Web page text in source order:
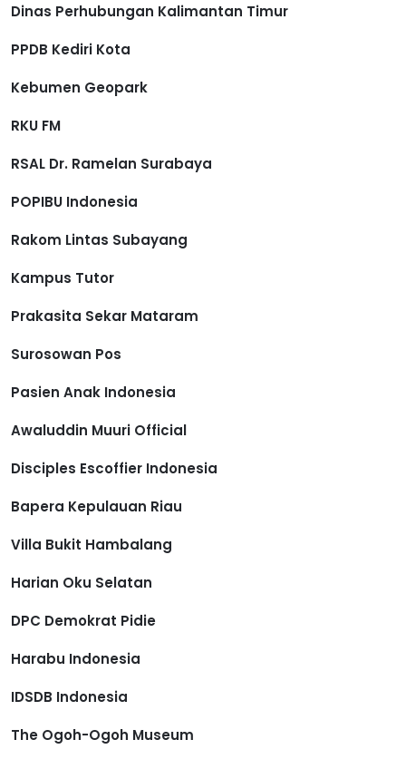
Dinas Perhubungan Kalimantan Timur
PPDB Kediri Kota
Kebumen Geopark
RKU FM
RSAL Dr. Ramelan Surabaya
POPIBU Indonesia
Rakom Lintas Subayang
Kampus Tutor
Prakasita Sekar Mataram
Surosowan Pos
Pasien Anak Indonesia
Awaluddin Muuri Official
Disciples Escoffier Indonesia
Bapera Kepulauan Riau
Villa Bukit Hambalang
Harian Oku Selatan
DPC Demokrat Pidie
Harabu Indonesia
IDSDB Indonesia
The Ogoh-Ogoh Museum